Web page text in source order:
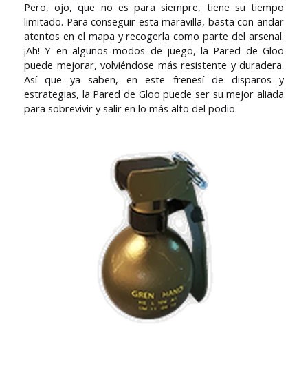
Pero, ojo, que no es para siempre, tiene su tiempo
limitado. Para conseguir esta maravilla, basta con andar
atentos en el mapa y recogerla como parte del arsenal.
¡Ah! Y en algunos modos de juego, la Pared de Gloo
puede mejorar, volviéndose más resistente y duradera.
Así que ya saben, en este frenesí de disparos y
estrategias, la Pared de Gloo puede ser su mejor aliada
para sobrevivir y salir en lo más alto del podio.